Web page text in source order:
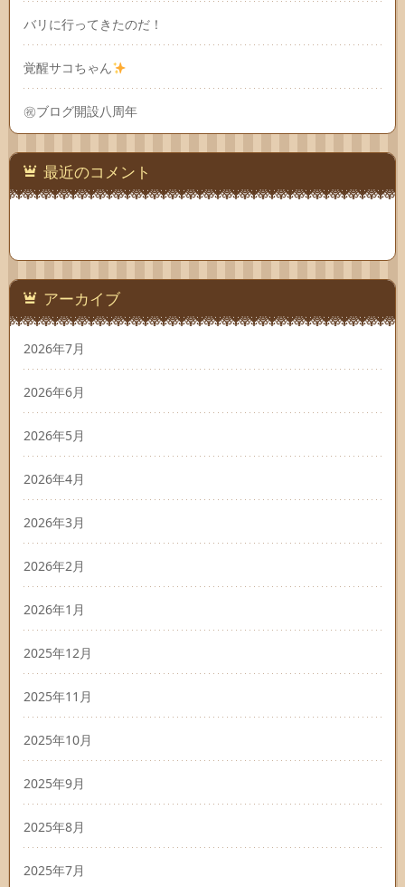
バリに行ってきたのだ！
覚醒サコちゃん
㊗ブログ開設八周年
最近のコメント
アーカイブ
2026年7月
2026年6月
2026年5月
2026年4月
2026年3月
2026年2月
2026年1月
2025年12月
2025年11月
2025年10月
2025年9月
2025年8月
2025年7月